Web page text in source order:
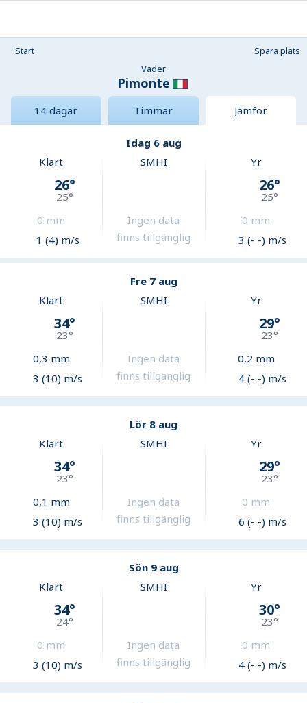
Start
Spara plats
Väder
Pimonte
14 dagar Timmar Jämför
Idag 6 aug
Klart
26°
25°
0 mm
1 (4) m/s
SMHI
Ingen data
finns tillgänglig
Yr
26°
25°
0 mm
3 (- -) m/s
Fre 7 aug
Klart
34°
23°
0,3 mm
3 (10) m/s
SMHI
Ingen data
finns tillgänglig
Yr
29°
23°
0,2 mm
4 (- -) m/s
Lör 8 aug
Klart
34°
23°
0,1 mm
3 (10) m/s
SMHI
Ingen data
finns tillgänglig
Yr
29°
23°
0 mm
6 (- -) m/s
Sön 9 aug
Klart
34°
24°
0 mm
3 (10) m/s
SMHI
Ingen data
finns tillgänglig
Yr
30°
23°
0 mm
4 (- -) m/s